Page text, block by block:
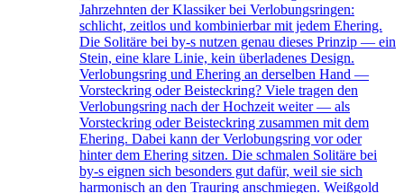
Jahrzehnten der Klassiker bei Verlobungsringen:
schlicht, zeitlos und kombinierbar mit jedem Ehering.
Die Solitäre bei by-s nutzen genau dieses Prinzip — ein
Stein, eine klare Linie, kein überladenes Design.
Verlobungsring und Ehering an derselben Hand —
Vorsteckring oder Beisteckring? Viele tragen den
Verlobungsring nach der Hochzeit weiter — als
Vorsteckring oder Beisteckring zusammen mit dem
Ehering. Dabei kann der Verlobungsring vor oder
hinter dem Ehering sitzen. Die schmalen Solitäre bei
by-s eignen sich besonders gut dafür, weil sie sich
harmonisch an den Trauring anschmiegen. Weißgold